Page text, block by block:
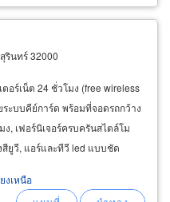
รินทร์ 32000
อร์เน็ต 24 ชั่วโมง (free wireless
ระบบคีย์การ์ด พร้อมที่จอดรถกว้าง
, เฟอร์นิเจอร์ครบครันสไตล์โม
สียูวี, แอร์และทีวี led แบบชัด
งเหนือ